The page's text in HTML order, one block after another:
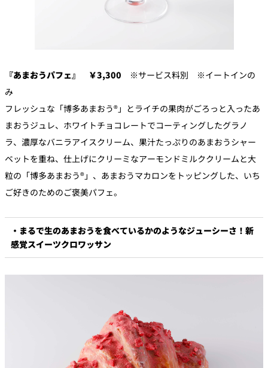
『あまおうパフェ』 ￥3,300 ※サービス料別 ※イートインの
み
フレッシュな「博多あまおう®」とライチの果肉がごろっと入ったあ
まおうジュレ、ホワイトチョコレートでコーティングしたグラノ
ラ、濃厚なバニラアイスクリーム、果汁たっぷりのあまおうシャー
ベットを重ね、仕上げにクリーミなアーモンドミルククリームと大
粒の「博多あまおう®」、あまおうマカロンをトッピングした、いち
ご好きのためのご褒美パフェ。
・まるで生のあまおうを食べているかのようなジューシーさ！新
感覚スイーツクロワッサン